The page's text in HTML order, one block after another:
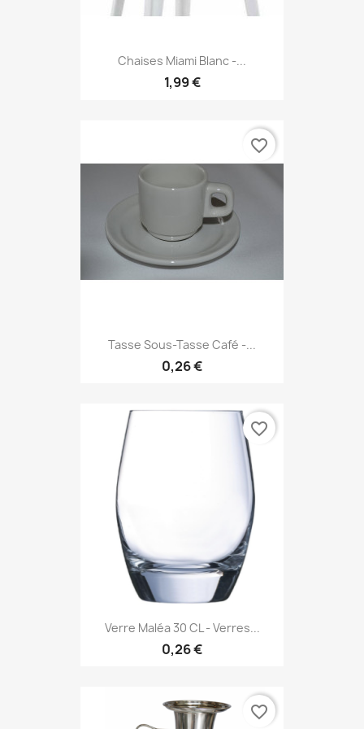
Chaises Miami Blanc -...
1,99 €
Tasse Sous-Tasse Café -...
0,26 €
favorite_border
Verre Maléa 30 CL - Verres...
0,26 €
favorite_border
favorite_border